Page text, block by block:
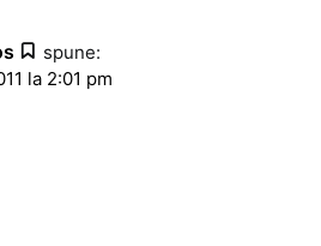
spune:
la 2:01 pm